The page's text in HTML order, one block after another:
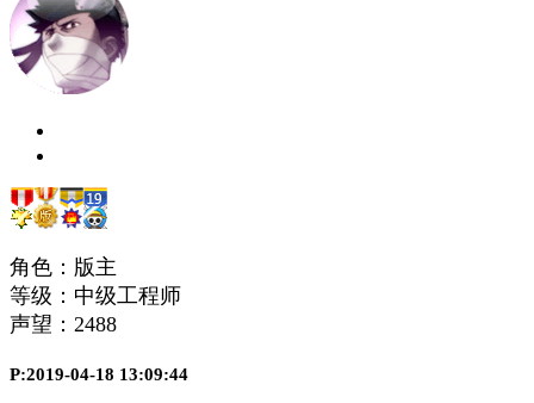
角色：版主
等级：中级工程师
声望： 2488
P:2019-04-18 13:09:44